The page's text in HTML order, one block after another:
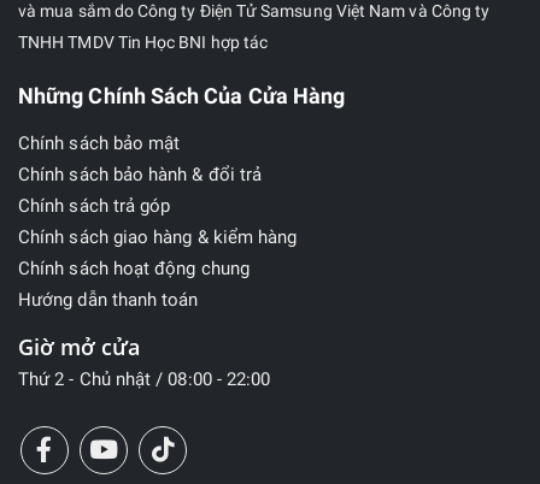
và mua sắm do Công ty Điện Tử Samsung Việt Nam và Công ty
TNHH TMDV Tin Học BNI hợp tác
Những Chính Sách Của Cửa Hàng
Chính sách bảo mật
Chính sách bảo hành & đổi trả
Chính sách trả góp
Chính sách giao hàng & kiểm hàng
Chính sách hoạt động chung
Hướng dẫn thanh toán
Giờ mở cửa
Thứ 2 - Chủ nhật / 08:00 - 22:00